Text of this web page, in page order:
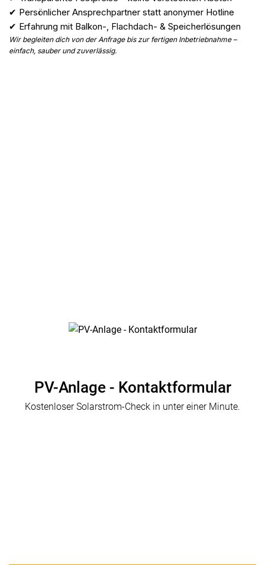
✔ Persönlicher Ansprechpartner statt anonymer Hotline
✔ Erfahrung mit Balkon-, Flachdach- & Speicherlösungen
Wir begleiten dich von der Anfrage bis zur fertigen Inbetriebnahme –
einfach, sauber und zuverlässig.